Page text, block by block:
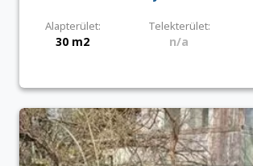
Alapterület: Telekterület:
30 m2 n/a